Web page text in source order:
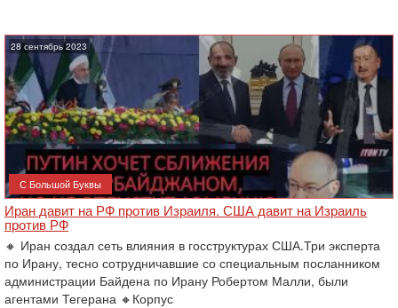
28 сентябрь 2023
С Большой Буквы
Иран давит на РФ против Израиля. США давит на Израиль
против РФ
🔸 Иран создал сеть влияния в госструктурах США.Три эксперта
по Ирану, тесно сотрудничавшие со специальным посланником
администрации Байдена по Ирану Робертом Малли, были
агентами Тегерана 🔸Корпус